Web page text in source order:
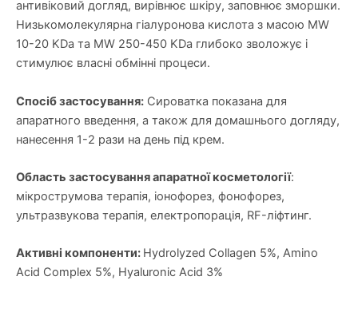
антивіковий догляд, вирівнює шкіру, заповнює зморшки.
Низькомолекулярна гіалуронова кислота з масою MW
10-20 KDa та MW 250-450 KDa глибоко зволожує і
стимулює власні обмінні процеси.
Спосіб застосування: Сироватка показана для
апаратного введення, а також для домашнього догляду,
нанесення 1-2 рази на день під крем.
Область застосування апаратної косметології:
мікрострумова терапія, іонофорез, фонофорез,
ультразвукова терапія, електропорація, RF-ліфтинг.
Активні компоненти: Hydrolyzed Collagen 5%, Amino
Acid Complex 5%, Hyaluronic Acid 3%